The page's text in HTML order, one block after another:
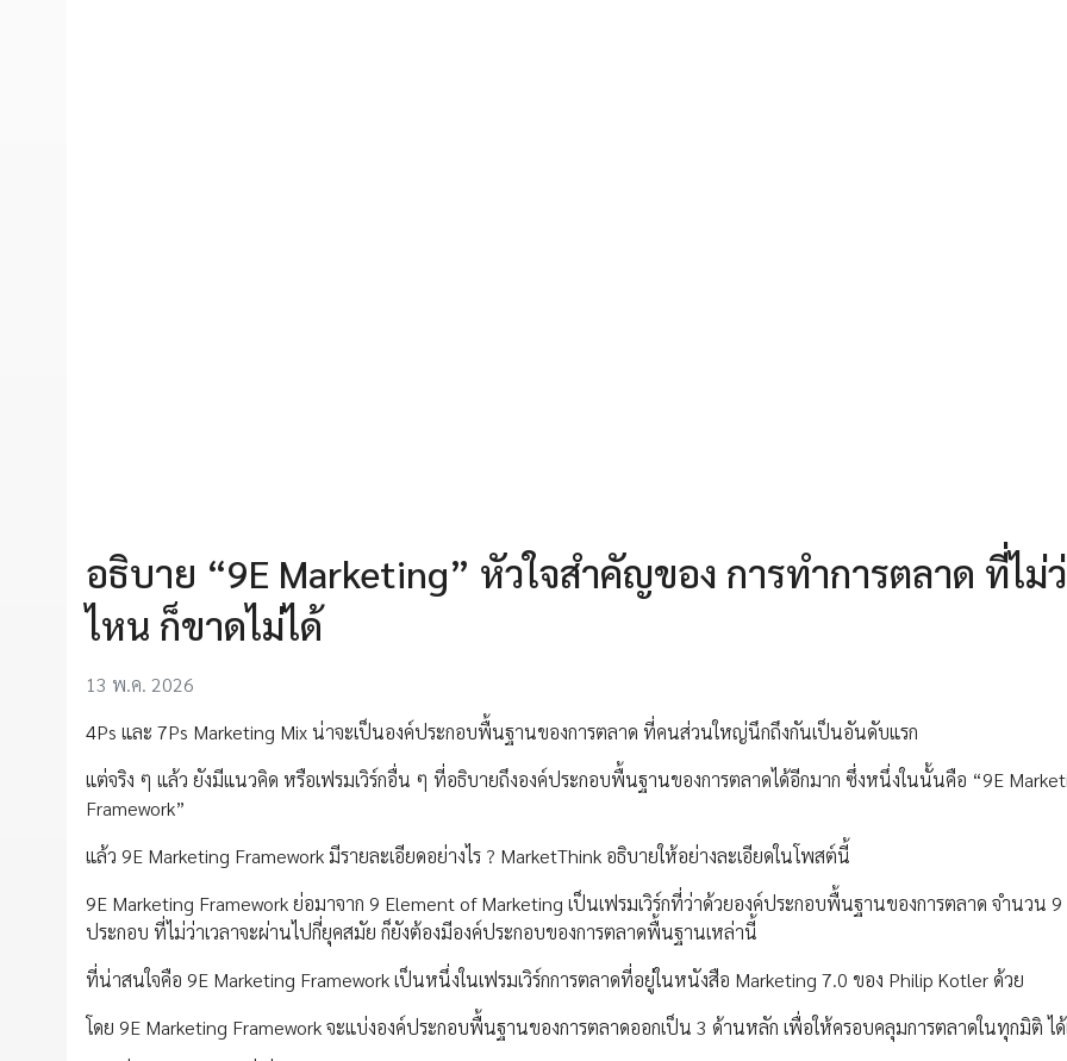
อธิบาย “9E Marketing” หัวใจสำคัญของ การทำการตลาด ที่ไม่
ไหน ก็ขาดไม่ได้
13 พ.ค. 2026
4Ps และ 7Ps Marketing Mix น่าจะเป็นองค์ประกอบพื้นฐานของการตลาด ที่คนส่วนใหญ่นึกถึงกันเป็นอันดับแรก
แต่จริง ๆ แล้ว ยังมีแนวคิด หรือเฟรมเวิร์กอื่น ๆ ที่อธิบายถึงองค์ประกอบพื้นฐานของการตลาดได้อีกมาก ซึ่งหนึ่งในนั้นคือ “9E
Framework”
แล้ว 9E Marketing Framework มีรายละเอียดอย่างไร ? MarketThink อธิบายให้อย่างละเอียดในโพสต์นี้
9E Marketing Framework ย่อมาจาก 9 Element of Marketing เป็นเฟรมเวิร์กที่ว่าด้วยองค์ประกอบพื้นฐานของการตลาด จำนวน 9
ประกอบ ที่ไม่ว่าเวลาจะผ่านไปกี่ยุคสมัย ก็ยังต้องมีองค์ประกอบของการตลาดพื้นฐานเหล่านี้
ที่น่าสนใจคือ 9E Marketing Framework เป็นหนึ่งในเฟรมเวิร์กการตลาดที่อยู่ในหนังสือ Marketing 7.0 ของ Philip Kotler ด้วย
โดย 9E Marketing Framework จะแบ่งองค์ประกอบพื้นฐานของการตลาดออกเป็น 3 ด้านหลัก เพื่อให้ครอบคลุมการตลาดในทุกมิติ ไ